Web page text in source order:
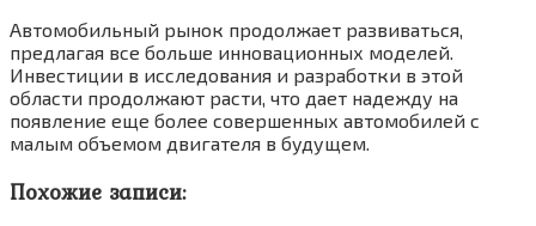
Автомобильный рынок продолжает развиваться,
предлагая все больше инновационных моделей.
Инвестиции в исследования и разработки в этой
области продолжают расти, что дает надежду на
появление еще более совершенных автомобилей с
малым объемом двигателя в будущем.
Похожие записи: